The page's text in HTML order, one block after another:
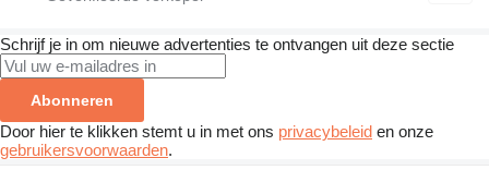
Schrijf je in om nieuwe advertenties te ontvangen uit deze sectie
Abonneren
Door hier te klikken stemt u in met ons privacybeleid en onze
gebruikersvoorwaarden.